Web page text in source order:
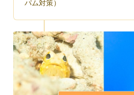
パム対策）